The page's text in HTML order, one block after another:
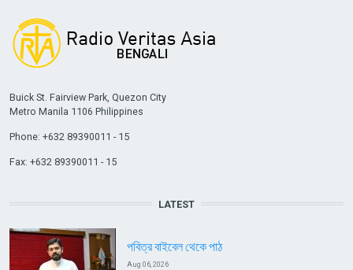
Buick St. Fairview Park, Quezon City
Metro Manila 1106 Philippines
Phone: +632 89390011 - 15
Fax: +632 89390011 - 15
LATEST
পবিত্র বাইবেল থেকে পাঠ
Aug 06, 2026